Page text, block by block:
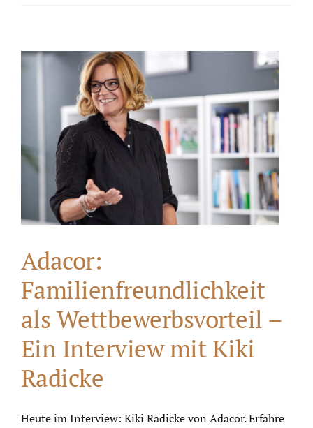
Adacor:
Familienfreundlichkeit
als Wettbewerbsvorteil –
Ein Interview mit Kiki
Radicke
Heute im Interview: Kiki Radicke von Adacor. Erfahre